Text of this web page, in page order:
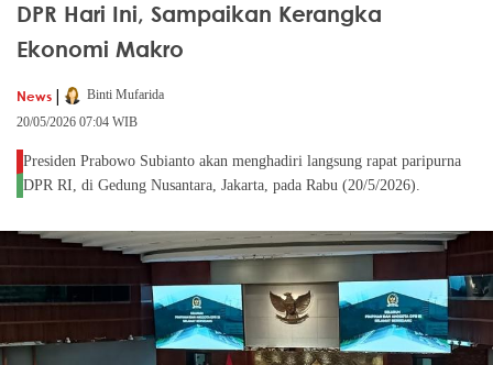
DPR Hari Ini, Sampaikan Kerangka
Ekonomi Makro
News |
Binti Mufarida
20/05/2026 07:04 WIB
Presiden Prabowo Subianto akan menghadiri langsung rapat paripurna
DPR RI, di Gedung Nusantara, Jakarta, pada Rabu (20/5/2026).